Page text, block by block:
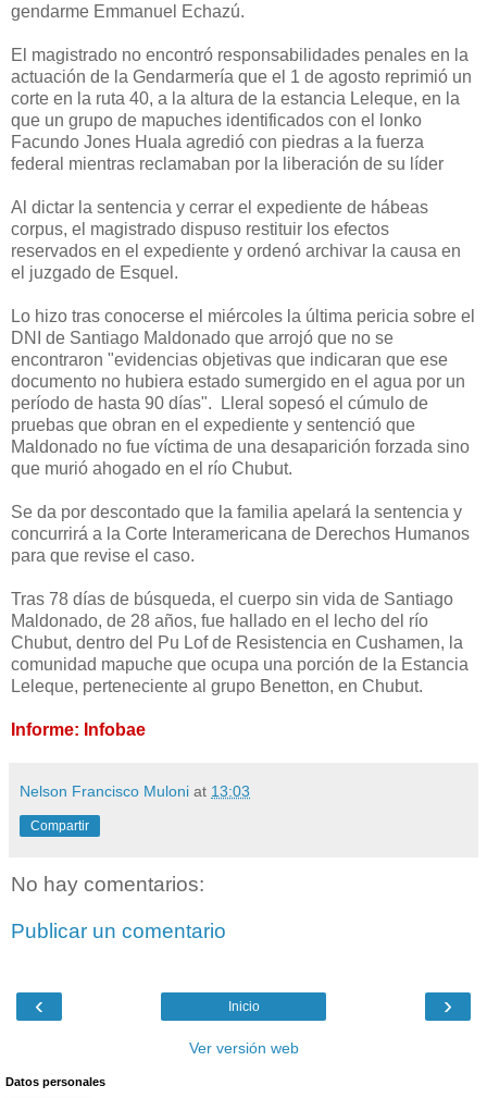
gendarme Emmanuel Echazú.
El magistrado no encontró responsabilidades penales en la
actuación de la Gendarmería que el 1 de agosto reprimió un
corte en la ruta 40, a la altura de la estancia Leleque, en la
que un grupo de mapuches identificados con el lonko
Facundo Jones Huala agredió con piedras a la fuerza
federal mientras reclamaban por la liberación de su líder
Al dictar la sentencia y cerrar el expediente de hábeas
corpus, el magistrado dispuso restituir los efectos
reservados en el expediente y ordenó archivar la causa en
el juzgado de Esquel.
Lo hizo tras conocerse el miércoles la última pericia sobre el
DNI de Santiago Maldonado que arrojó que no se
encontraron "evidencias objetivas que indicaran que ese
documento no hubiera estado sumergido en el agua por un
período de hasta 90 días".
Lleral sopesó el cúmulo de
pruebas que obran en el expediente y sentenció que
Maldonado no fue víctima de una desaparición forzada sino
que murió ahogado en el río Chubut.
Se da por descontado que la familia apelará la sentencia y
concurrirá a la Corte Interamericana de Derechos Humanos
para que revise el caso.
Tras 78 días de búsqueda, el cuerpo sin vida de Santiago
Maldonado, de 28 años, fue hallado en el lecho del río
Chubut, dentro del Pu Lof de Resistencia en Cushamen, la
comunidad mapuche que ocupa una porción de la Estancia
Leleque, perteneciente al grupo Benetton, en Chubut.
Informe: Infobae
Nelson Francisco Muloni at 13:03
Compartir
No hay comentarios:
Publicar un comentario
‹ ›
Inicio
Ver versión web
Datos personales